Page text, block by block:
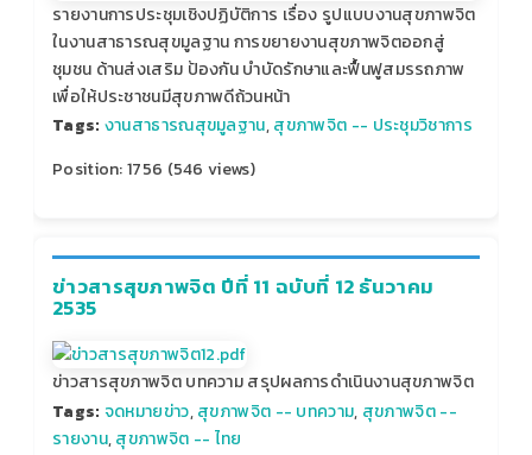
รายงานการประชุมเชิงปฏิบัติการ เรื่อง รูปแบบงานสุขภาพจิต
ในงานสาธารณสุขมูลฐาน การขยายงานสุขภาพจิตออกสู่
ชุมชน ด้านส่งเสริม ป้องกัน บำบัดรักษาและฟื้นฟูสมรรถภาพ
เพื่อให้ประชาชนมีสุขภาพดีถ้วนหน้า
Tags: งานสาธารณสุขมูลฐาน,สุขภาพจิต -- ประชุมวิชาการ
Position:1756 (546 views)
ข่าวสารสุขภาพจิต ปีที่ 11 ฉบับที่ 12 ธันวาคม
2535
ข่าวสารสุขภาพจิต บทความ สรุปผลการดำเนินงานสุขภาพจิต
Tags: จดหมายข่าว,สุขภาพจิต -- บทความ, สุขภาพจิต --
รายงาน,สุขภาพจิต -- ไทย